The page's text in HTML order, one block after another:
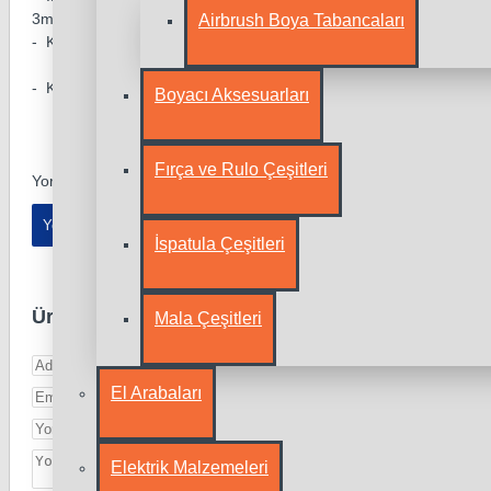
Airbrush Boya Tabancaları
Boyacı Aksesuarları
Fırça ve Rulo Çeşitleri
İspatula Çeşitleri
Mala Çeşitleri
El Arabaları
Elektrik Malzemeleri
3mt (8mm) HALATLAR MEVCUTTUR.
- KOLAY BAĞLANIP ÇÖZÜLEBİLİR ÖZELLİKTEDİR.
- KULLANMA KILAVUZUNU OKUMADAN ÜRÜNÜ
Yorumlar
Yorum Yapınız
Ürünü aşağıdan puanlayabilir ve yorum